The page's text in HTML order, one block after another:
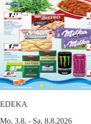
EDEKA
Mo. 3.8. - Sa. 8.8.2026